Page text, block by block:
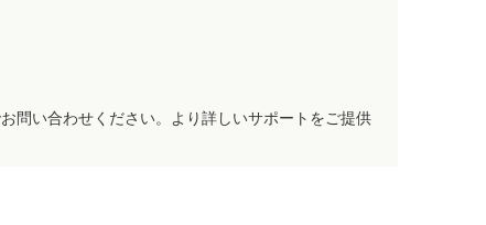
問い合わせください。より詳しいサポートをご提供